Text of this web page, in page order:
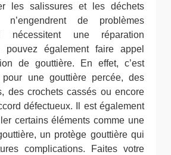
les salissures et les déchets
n’engendrent de problèmes
nécessitent une réparation
pouvez également faire appel
de gouttière. En effet, c’est
une gouttière percée, des
des crochets cassés ou encore
défectueux. Il est également
certains éléments comme une
un protège gouttière qui
complications. Faites votre